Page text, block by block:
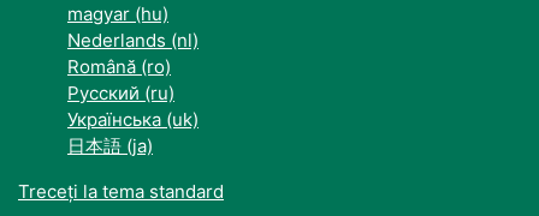
magyar ‎(hu)‎
Nederlands ‎(nl)‎
Română ‎(ro)‎
Русский ‎(ru)‎
Українська ‎(uk)‎
日本語 ‎(ja)‎
Treceți la tema standard